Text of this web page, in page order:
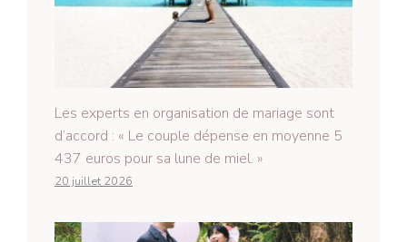
Les experts en organisation de mariage sont
d’accord : « Le couple dépense en moyenne 5
437 euros pour sa lune de miel. »
20 juillet 2026